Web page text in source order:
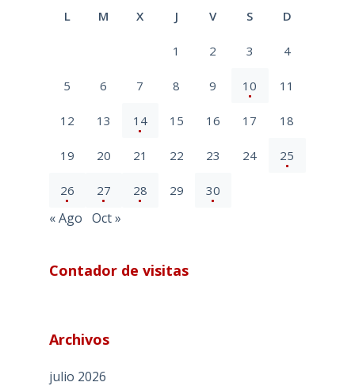
L M X J V S D
1 2 3 4
5 6 7 8 9 10 11
12 13 14 15 16 17 18
19 20 21 22 23 24 25
26 27 28 29 30
« Ago Oct »
Contador de visitas
Archivos
julio 2026